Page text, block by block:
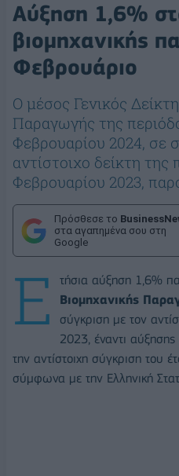
Αύξηση 1,6%
βιομηχανικής
Φεβρουάριο
Ο μέσος Γενικός
Παραγωγής της
Φεβρουαρίου 2024, σε
αντίστοιχο δείκτη της
Φεβρουαρίου 2023,
Πρόσθεσε το
στα αγαπημένα σου στη
Google
Ε τήσια αύξηση 1,6%
Βιομηχανικής
σύγκριση με τον
2023, έναντι
την αντίστοιχη σύγκριση του
σύμφωνα με την Ελληνική